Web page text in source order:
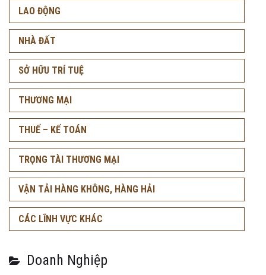
LAO ĐỘNG
NHÀ ĐẤT
SỞ HỮU TRÍ TUỆ
THƯƠNG MẠI
THUẾ – KẾ TOÁN
TRỌNG TÀI THƯƠNG MẠI
VẬN TẢI HÀNG KHÔNG, HÀNG HẢI
CÁC LĨNH VỰC KHÁC
Doanh Nghiệp